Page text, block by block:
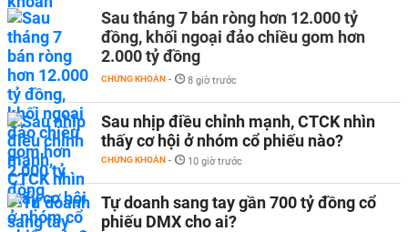
Sau tháng 7 bán ròng hơn 12.000 tỷ
đồng, khối ngoại đảo chiều gom hơn
2.000 tỷ đồng
CHỨNG KHOÁN - 8 giờ trước
Sau nhịp điều chỉnh mạnh, CTCK nhìn
thấy cơ hội ở nhóm cổ phiếu nào?
CHỨNG KHOÁN - 10 giờ trước
Tự doanh sang tay gần 700 tỷ đồng cổ
phiếu DMX cho ai?